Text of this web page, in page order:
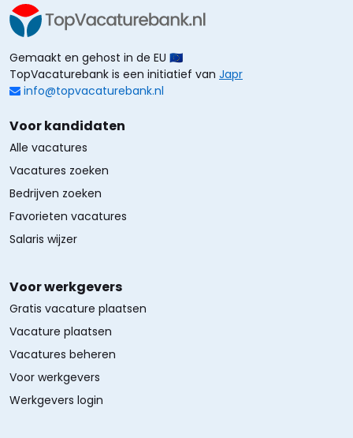
Gemaakt en gehost in de EU 🇪🇺
TopVacaturebank is een initiatief van Japr
info@topvacaturebank.nl
Voor kandidaten
Alle vacatures
Vacatures zoeken
Bedrijven zoeken
Favorieten vacatures
Salaris wijzer
Voor werkgevers
Gratis vacature plaatsen
Vacature plaatsen
Vacatures beheren
Voor werkgevers
Werkgevers login